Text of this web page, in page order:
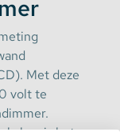
Met deze
volt te